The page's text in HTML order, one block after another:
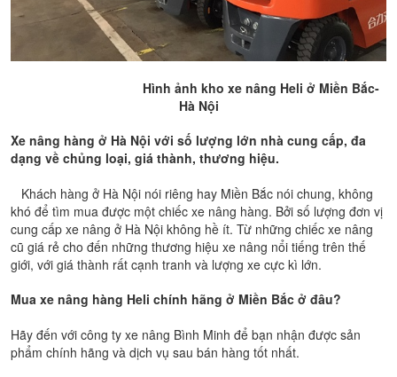
Hình ảnh kho xe nâng Heli ở Miền Bắc-
Hà Nội
Xe nâng hàng ở Hà Nội với số lượng lớn nhà cung cấp, đa
dạng về chủng loại, giá thành, thương hiệu.
Khách hàng ở Hà Nội nói riêng hay Miền Bắc nói chung, không
khó để tìm mua được một chiếc xe nâng hàng. Bởi số lượng đơn vị
cung cấp xe nâng ở Hà Nội không hề ít. Từ những chiếc xe nâng
cũ giá rẻ cho đến những thương hiệu xe nâng nổi tiếng trên thế
giới, với giá thành rất cạnh tranh và lượng xe cực kì lớn.
Mua xe nâng hàng Heli chính hãng ở Miền Bắc ở đâu?
Hãy đến với công ty xe nâng Bình Minh để bạn nhận được sản
phẩm chính hãng và dịch vụ sau bán hàng tốt nhất.